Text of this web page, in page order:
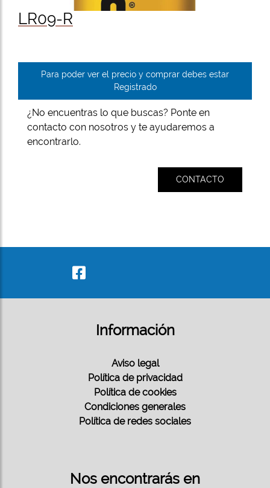
LR09-R
Para poder ver el precio y comprar debes estar
Registrado
¿No encuentras lo que buscas? Ponte en
contacto con nosotros y te ayudaremos a
encontrarlo.
CONTACTO
Información
Aviso legal
Política de privacidad
Política de cookies
Condiciones generales
Política de redes sociales
Nos encontrarás en